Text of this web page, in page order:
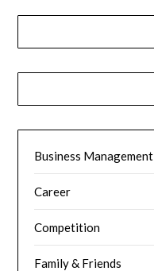
Business Management
Career
Competition
Family & Friends